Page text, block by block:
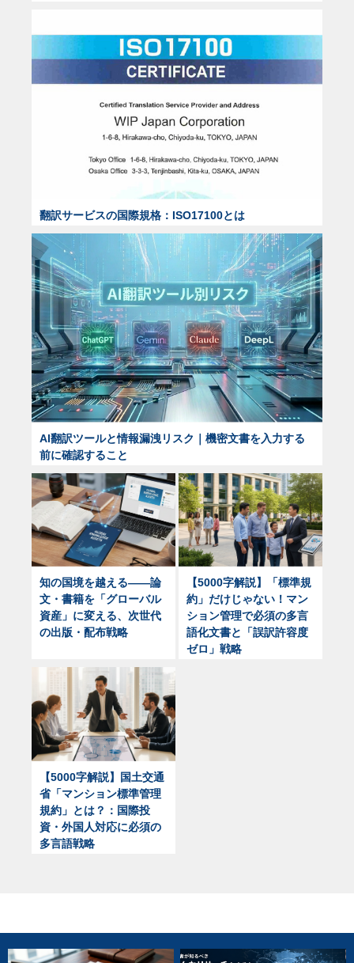
翻訳サービスの国際規格：ISO17100とは
AI翻訳ツールと情報漏洩リスク｜機密文書を入力する
前に確認すること
知の国境を越える——論
文・書籍を「グローバル
資産」に変える、次世代
の出版・配布戦略
【5000字解説】「標準規
約」だけじゃない！マン
ション管理で必須の多言
語化文書と「誤訳許容度
ゼロ」戦略
【5000字解説】国土交通
省「マンション標準管理
規約」とは？：国際投
資・外国人対応に必須の
多言語戦略